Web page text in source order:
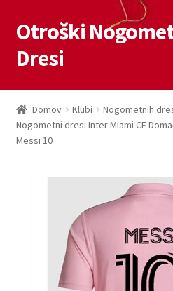
Skip
to
navigation
Skip
to
content
Otroški
Dresi
Domov
Blog
Domov Klubi Nogometnih
Nogometni dresi Inter Miami CF
Messi 10